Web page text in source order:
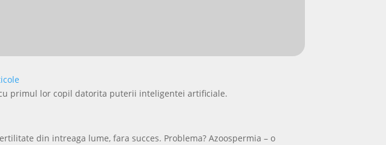
primul lor copil datorita puterii inteligentei artificiale.
din intreaga lume, fara succes. Problema? Azoospermia – o